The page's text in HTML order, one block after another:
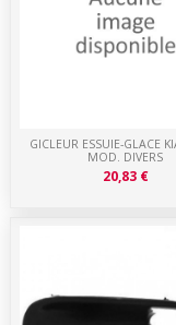
GICLEUR ESSUIE-GLACE
MOD. DIVERS
20,83 €